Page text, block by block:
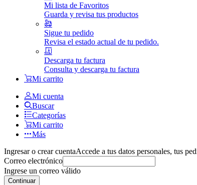
Mi lista de Favoritos
Guarda y revisa tus productos
Sigue tu pedido
Revisa el estado actual de tu pedido.
Descarga tu factura
Consulta y descarga tu factura
Mi carrito
Mi cuenta
Buscar
Categorías
Mi carrito
Más
Ingresar o crear cuentaAccede a tus datos personales, tus
Correo electrónico
Ingrese un correo válido
Continuar